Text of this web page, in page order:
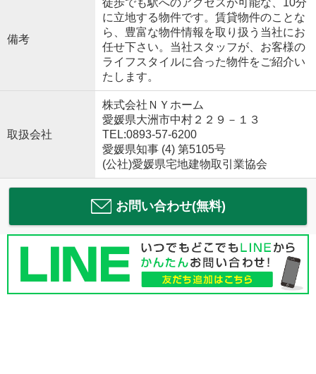
備考
徒歩でも駅へのアクセスが可能な、10分
に立地する物件です。賃貸物件のことな
ら、豊富な物件情報を取り扱う当社にお
任せ下さい。当社スタッフが、お客様の
ライフスタイルに合った物件をご紹介い
たします。
取扱会社
株式会社ＮＹホーム
愛媛県大洲市中村２２９－１３
TEL:0893-57-6200
愛媛県知事 (4) 第5105号
(公社)愛媛県宅地建物取引業協会
お問い合わせ(無料)